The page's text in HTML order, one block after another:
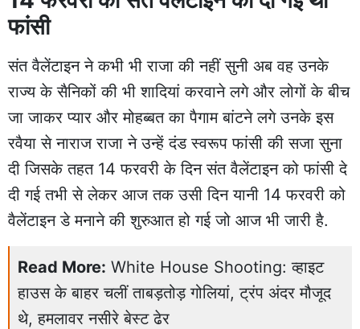
फांसी
संत वैलेंटाइन ने कभी भी राजा की नहीं सुनी अब वह उनके
राज्य के सैनिकों की भी शादियां करवाने लगे और लोगों के बीच
जा जाकर प्यार और मोहब्बत का पैगाम बांटने लगे उनके इस
रवैया से नाराज राजा ने उन्हें दंड स्वरूप फांसी की सजा सुना
दी जिसके तहत 14 फरवरी के दिन संत वैलेंटाइन को फांसी दे
दी गई तभी से लेकर आज तक उसी दिन यानी 14 फरवरी को
वैलेंटाइन डे मनाने की शुरुआत हो गई जो आज भी जारी है.
Read More: White House Shooting: व्हाइट
हाउस के बाहर चलीं ताबड़तोड़ गोलियां, ट्रंप अंदर मौजूद
थे, हमलावर नसीरे बेस्ट ढेर